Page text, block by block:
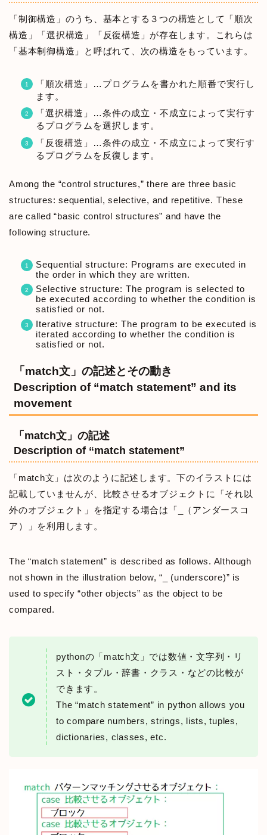
「制御構造」のうち、基本とする３つの構造として「順次
構造」「選択構造」「反復構造」が存在します。これらは
「基本制御構造」と呼ばれて、次の構造をもっています。
「順次構造」…プログラムを書かれた順番で実行し
ます。
「選択構造」…条件の成立・不成立によって実行す
るプログラムを選択します。
「反復構造」…条件の成立・不成立によって実行す
るプログラムを反復します。
Among the “control structures,” there are three basic
structures: sequential, selective, and repetitive. These
are called “basic control structures” and have the
following structure.
Sequential structure: Programs are executed in
the order in which they are written.
Selective structure: The program is selected to
be executed according to whether the condition is
satisfied or not.
Iterative structure: The program to be executed is
iterated according to whether the condition is
satisfied or not.
「match文」の記述とその動き
Description of “match statement” and its
movement
「match文」の記述
Description of “match statement”
「match文」は次のように記述します。下のイラストには
記載していませんが、比較させるオブジェクトに「それ以
外のオブジェクト」を指定する場合は「_（アンダースコ
ア）」を利用します。
The “match statement” is described as follows. Although
not shown in the illustration below, “_ (underscore)” is
used to specify “other objects” as the object to be
compared.
pythonの「match文」では数値・文字列・リ
スト・タプル・辞書・クラス・などの比較が
できます。
The “match statement” in python allows you
to compare numbers, strings, lists, tuples,
dictionaries, classes, etc.